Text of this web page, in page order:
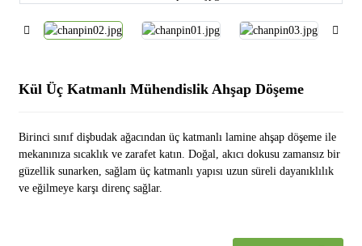
Kül Üç Katmanlı Mühendislik Ahşap Döşeme
Birinci sınıf dişbudak ağacından üç katmanlı lamine ahşap döşeme ile
mekanınıza sıcaklık ve zarafet katın. Doğal, akıcı dokusu zamansız bir
güzellik sunarken, sağlam üç katmanlı yapısı uzun süreli dayanıklılık
ve eğilmeye karşı direnç sağlar.